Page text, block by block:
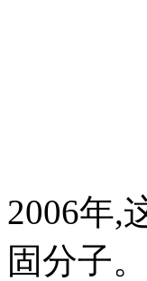
2006年,
固分子